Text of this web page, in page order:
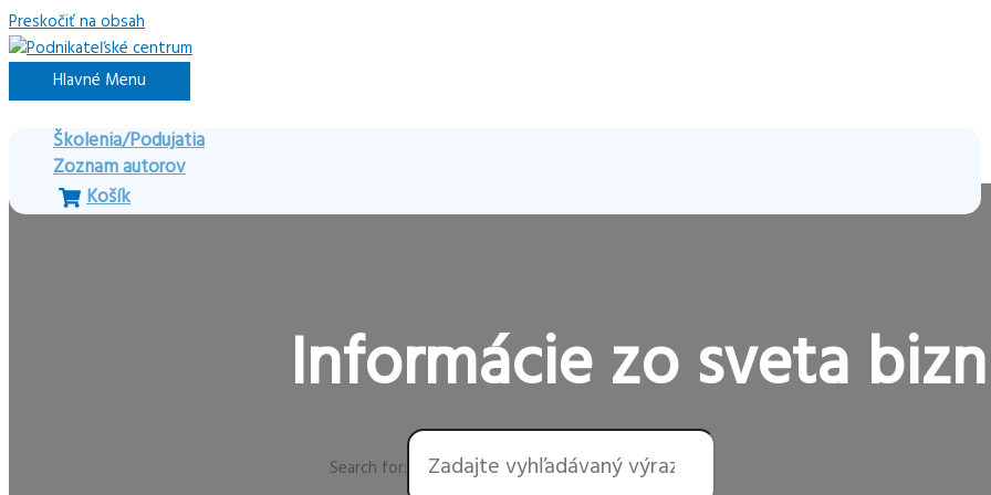
Preskočiť na obsah
Hlavné Menu
Školenia/Podujatia
Zoznam autorov
Košík
Informácie zo sveta
Search for: